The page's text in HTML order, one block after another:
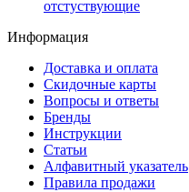
отстуствующие
Информация
Доставка и оплата
Скидочные карты
Вопросы и ответы
Бренды
Инструкции
Статьи
Алфавитный указатель
Правила продажи